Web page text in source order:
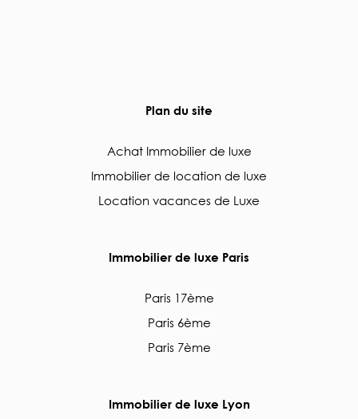
Plan du site
Achat Immobilier de luxe
Immobilier de location de luxe
Location vacances de Luxe
Immobilier de luxe Paris
Paris 17ème
Paris 6ème
Paris 7ème
Immobilier de luxe Lyon